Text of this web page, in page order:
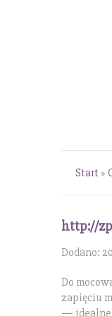
Start »
http://
Dodano:
Do
zapięciu
— idealne